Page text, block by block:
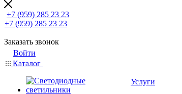
+7 (959) 285 23 23
+7 (959) 285 23 23
Заказать звонок
Войти
Каталог
Услуги